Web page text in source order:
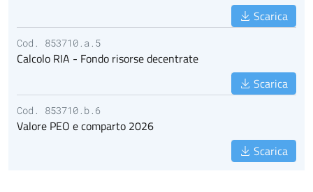
Scarica
Cod. 853710.a.5
Calcolo RIA - Fondo risorse decentrate
Scarica
Cod. 853710.b.6
Valore PEO e comparto 2026
Scarica